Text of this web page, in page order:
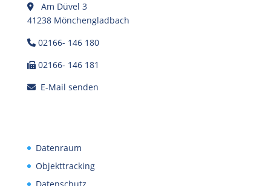
Am Düvel 3
41238 Mönchengladbach
02166- 146 180
02166- 146 181
E-Mail senden
Datenraum
Objekttracking